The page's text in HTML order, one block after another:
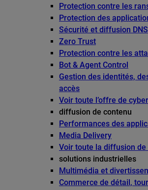
Protection contre les
Protection des
Sécurité et diffusion DNS
Zero Trust
Protection contre les
Bot & Agent Control
Gestion des identités,
accès
Voir toute l’offre de
diffusion de contenu
Performances des
Media Delivery
Voir toute la diffusion de
solutions industrielles
Multimédia et
Commerce de détail,